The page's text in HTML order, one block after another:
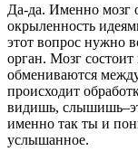
Да-да. Именно мозг
окрыленность
этот вопрос нужно
орган. Мозг
обмениваются
происходит
видишь,
именно так ты и
услышанное.